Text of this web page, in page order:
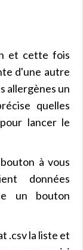
et cette fois
d'une autre
allergènes un
quelles
lancer le
à vous
données
un bouton
.csv la liste et